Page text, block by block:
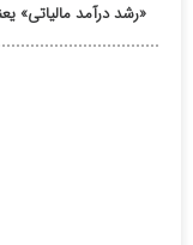
«رشد درآمد مالیاتی»